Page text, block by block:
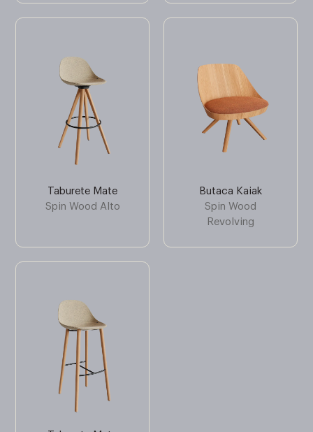
Taburete Mate
Spin Wood Alto
Butaca Kaiak
Spin Wood
Revolving